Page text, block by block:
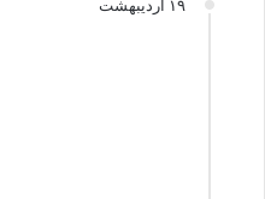
۱۹ اردیبهشت